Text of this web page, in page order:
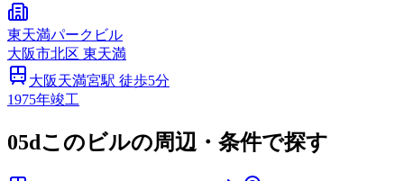
東天満パークビル
大阪市北区 東天満
大阪天満宮駅 徒歩5分
1975年竣工
05dこのビルの周辺・条件で探す